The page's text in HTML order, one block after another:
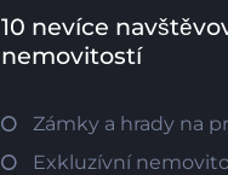
10 nevíce
nemovitostí
Zámky a hrady na
Exkluzívní